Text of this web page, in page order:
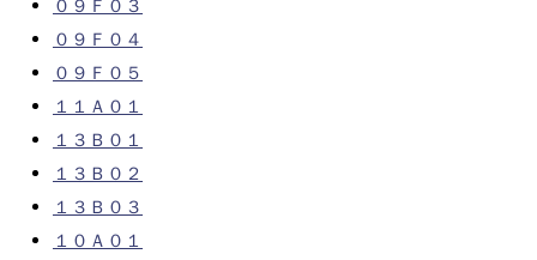
０９Ｆ０３
０９Ｆ０４
０９Ｆ０５
１１Ａ０１
１３Ｂ０１
１３Ｂ０２
１３Ｂ０３
１０Ａ０１